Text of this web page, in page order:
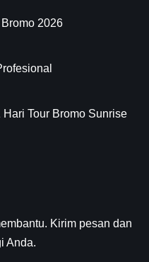
2026
Tour Bromo Sunrise
Kirim pesan dan
Anda.